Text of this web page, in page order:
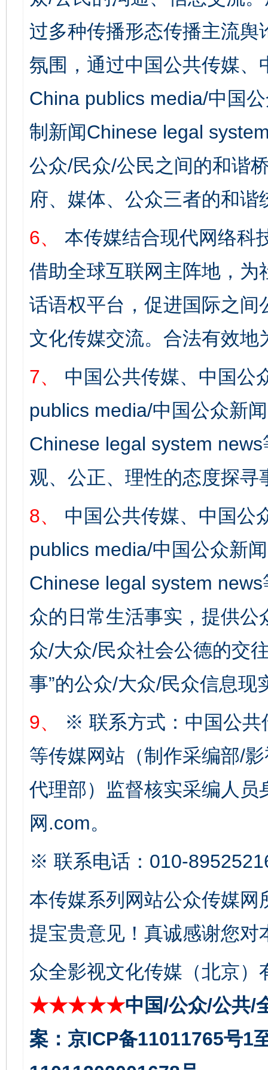
过多种传播形态传播主流
氛围，通过中国公共传媒
China publics media/中国
制新闻Chinese legal
公众/民众/公民之间的和谐
府、媒体、公众三者的和谐
6、
本传媒结合现代网络科
借助全球互联网主阵地，
话语权平台，促进国际之
文化传媒交流。合法有效地
7、
中国公共传媒、中国公
publics media/中国公众新
Chinese legal system
观、公正、理性的态度探寻
8、
中国公共传媒、中国公
publics media/中国公众新
Chinese legal system
众的日常生活事实，提供
众/大众/民众社会公德的交
事”的公众/大众/民众信息现
9、
※ 联系方式：中国公共
等传媒网站（制作采编部/
代理部）监督核实采编人员
网.com。
※ 联系电话：010-
本传媒系列网站公众传媒
提宝贵意见！真诚感谢您
众全影视文化传媒（北京）
★★★★★中国/公众/公共/
案：京ICP备11011765号1
完善运行机制助力责任有效落实 一纸欠
千年窑火 生生不息 一